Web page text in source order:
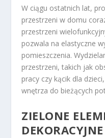
W ciągu ostatnich lat,
przestrzeni w domu
przestrzeni
pozwala na elastyczne
pomieszczenia.
przestrzeni, takich jak
pracy czy kącik dla
wnętrza do bieżących
ZIELONE
DEKORACYJNE